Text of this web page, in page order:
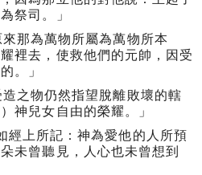
祭司。」
來那為萬物所屬為萬物所本
裡去，使救他們的元帥，因受
。」
造之物仍然指望脫離敗壞的轄
神兒女自由的榮耀。」
經上所記：神為愛他的人所預
未曾聽見，人心也未曾想到